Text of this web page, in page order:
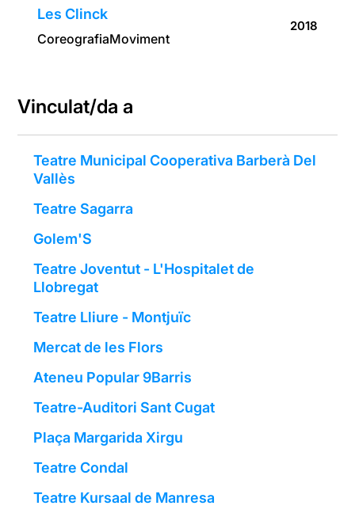
Les Clinck
CoreografiaMoviment
2018
Vinculat/da a
Teatre Municipal Cooperativa Barberà Del
Vallès
Teatre Sagarra
Golem'S
Teatre Joventut - L'Hospitalet de
Llobregat
Teatre Lliure - Montjuïc
Mercat de les Flors
Ateneu Popular 9Barris
Teatre-Auditori Sant Cugat
Plaça Margarida Xirgu
Teatre Condal
Teatre Kursaal de Manresa